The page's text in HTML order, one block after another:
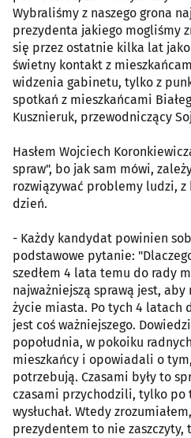
Wybraliśmy z naszego grona
prezydenta jakiego mogliśmy
się przez ostatnie kilka lat
świetny kontakt z
widzenia gabinetu, tylko z
spotkań z mieszkańcami
Kusznieruk, przewodniczący
Hasłem Wojciech
spraw", bo jak sam mówi,
rozwiązywać problemy ludzi,
dzień.
- Każdy kandydat powinien
podstawowe pytanie:
szedłem 4 lata temu do rady
najważniejszą sprawą jest, aby
życie miasta. Po tych 4 latach
jest coś ważniejszego.
popołudnia, w pokoiku
mieszkańcy i opowiadali o
potrzebują. Czasami były to
czasami przychodzili, tylko po
wysłuchał. Wtedy
prezydentem to nie